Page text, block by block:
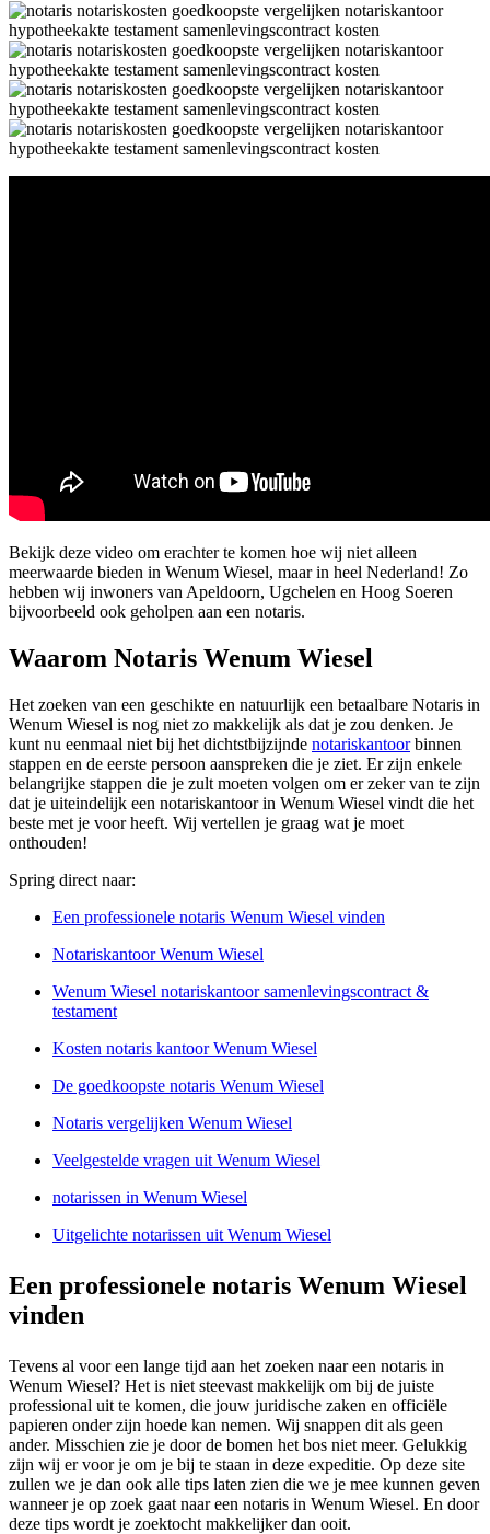
Bekijk deze video om erachter te komen hoe wij niet alleen
meerwaarde bieden in Wenum Wiesel, maar in heel Nederland! Zo
hebben wij inwoners van Apeldoorn, Ugchelen en Hoog Soeren
bijvoorbeeld ook geholpen aan een notaris.
Waarom Notaris Wenum Wiesel
Het zoeken van een geschikte en natuurlijk een betaalbare Notaris in
Wenum Wiesel is nog niet zo makkelijk als dat je zou denken. Je
kunt nu eenmaal niet bij het dichtstbijzijnde notariskantoorbinnen
stappen en de eerste persoon aanspreken die je ziet. Er zijn enkele
belangrijke stappen die je zult moeten volgen om er zeker van te zijn
dat je uiteindelijk een notariskantoor in Wenum Wiesel vindt die het
beste met je voor heeft. Wij vertellen je graag wat je moet
onthouden!
Spring direct naar:
Een professionele notaris Wenum Wiesel vinden
Notariskantoor Wenum Wiesel
Wenum Wiesel notariskantoor samenlevingscontract &
testament
Kosten notaris kantoor Wenum Wiesel
De goedkoopste notaris Wenum Wiesel
Notaris vergelijken Wenum Wiesel
Veelgestelde vragen uit Wenum Wiesel
notarissen in Wenum Wiesel
Uitgelichte notarissen uit Wenum Wiesel
Een professionele notaris Wenum Wiesel
vinden
Tevens al voor een lange tijd aan het zoeken naar een notaris in
Wenum Wiesel? Het is niet steevast makkelijk om bij de juiste
professional uit te komen, die jouw juridische zaken en officiële
papieren onder zijn hoede kan nemen. Wij snappen dit als geen
ander. Misschien zie je door de bomen het bos niet meer. Gelukkig
zijn wij er voor je om je bij te staan in deze expeditie. Op deze site
zullen we je dan ook alle tips laten zien die we je mee kunnen geven
wanneer je op zoek gaat naar een notaris in Wenum Wiesel. En door
deze tips wordt je zoektocht makkelijker dan ooit.